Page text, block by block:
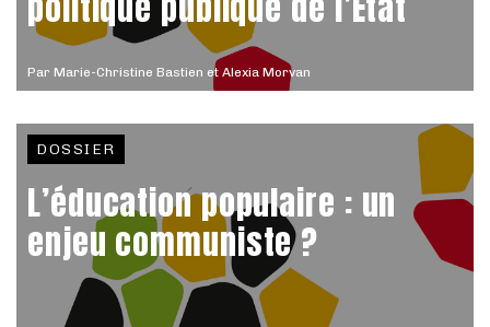
Par Marie-Christine Bastien et Alexia Morvan
DOSSIER
L’éducation populaire : un
enjeu communiste ?